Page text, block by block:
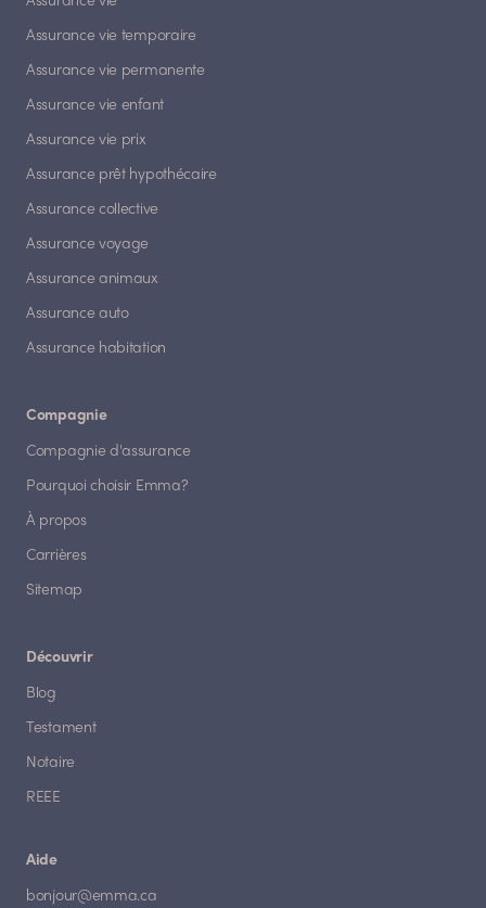
Assurance vie temporaire
Assurance vie permanente
Assurance vie enfant
Assurance vie prix
Assurance prêt hypothécaire
Assurance collective
Assurance voyage
Assurance animaux
Assurance auto
Assurance habitation
Compagnie
Compagnie d'assurance
Pourquoi choisir Emma?
À propos
Carrières
Sitemap
Découvrir
Blog
Testament
Notaire
REEE
Aide
bonjour@emma.ca